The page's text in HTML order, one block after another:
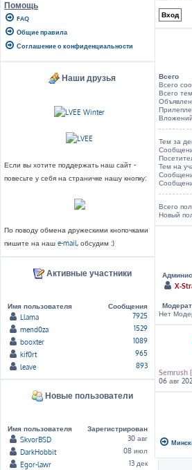
Помощь
FAQ
Общие правила
Соглашение о конфиденциальности
Наши друзья
Если вы хотите поддержать наш сайт -
повесьте у себя на страничке нашу кнопку:
По поводу обмена дружескими кнопочками
пишите на наш e-mail, обсудим :)
Активные участники
Имя пользователя
Сообщения
Llama
7925
mend0za
1529
booxter
1089
kif0rt
965
leave
893
Новые пользователи
Имя пользователя
Зарегистрирован
SkvorBSD
30 авг
DarkHobbit
08 июл
Egor-lawr
13 дек
Всего
Всего
Всего
Тем за
Тем на
Всего
Новый
X-
Нет
Semrush
06 авг